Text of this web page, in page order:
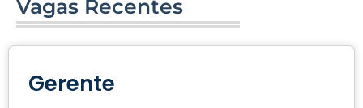
Vagas Recentes
Gerente